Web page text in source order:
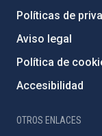
Políticas de
Aviso legal
Política de
Accesibilidad
OTROS ENLACES